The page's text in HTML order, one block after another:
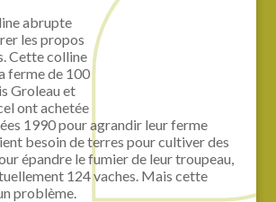
abrupte
les propos
Cette colline
ferme de 100
Groleau et
ont achetée
1990 pour agrandir leur ferme
besoin de terres pour cultiver des
épandre le fumier de leur troupeau,
124 vaches. Mais cette
problème.